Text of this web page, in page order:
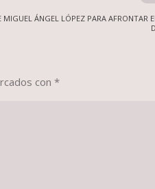
MIGUEL ÁNGEL LÓPEZ PARA AFRONTAR
con*